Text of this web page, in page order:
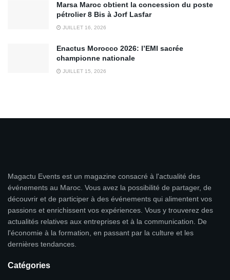
Marsa Maroc obtient la concession du poste
pétrolier 8 Bis à Jorf Lasfar
JUILLET 16, 2026
Enactus Morocco 2026: l’EMI sacrée
championne nationale
JUILLET 15, 2026
Magactu Events est un magazine consacré à l'actualité des
événements au Maroc. Vous avez la possibilité de partager, de
découvrir et de participer à des événements qui alimentent vos
passions et enrichissent vos expériences. Vous y trouverez des
actualités relatives aux entreprises et à la communication. De
l'économie à la formation, en passant par la culture et les
dernières tendances.
Catégories